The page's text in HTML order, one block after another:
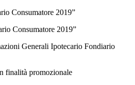
Consumatore 2019”
Consumatore 2019”
Generali Ipotecario Fondiario
finalità promozionale